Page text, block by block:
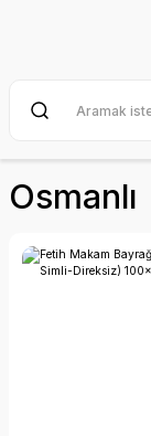
Osmanlı